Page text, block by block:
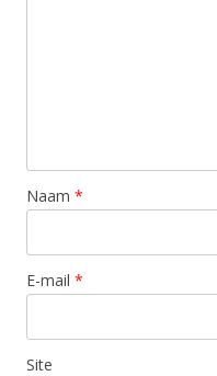
Naam *
E-mail *
Site